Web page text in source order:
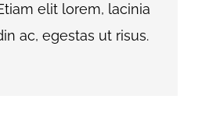
elit lorem, lacinia
ac, egestas ut risus.